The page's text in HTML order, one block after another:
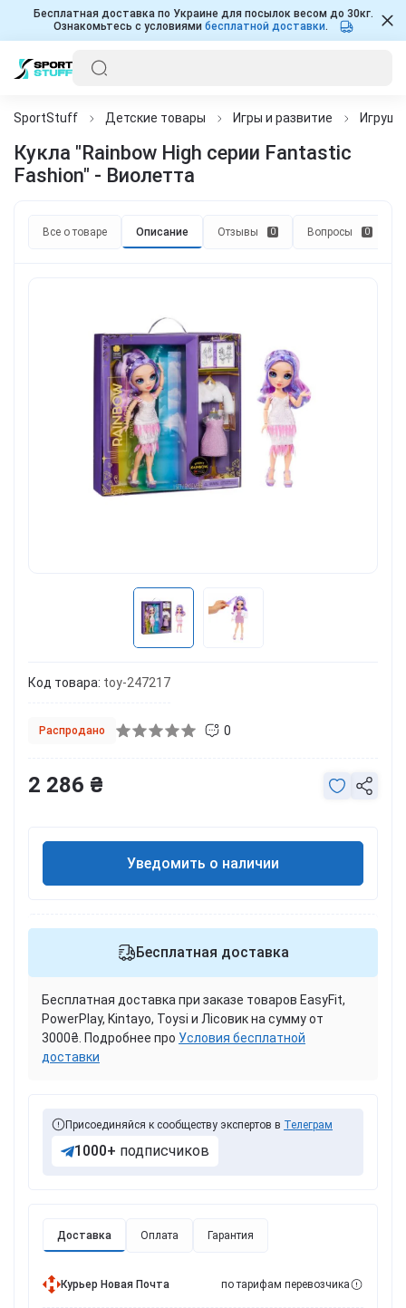
Бесплатная доставка по Украине для посылок весом до 30кг.
Ознакомьтесь с условиями бесплатной доставки.
SportStuff Детские товары Игры и развитие
Кукла "Rainbow High серии Fantastic
Fashion" - Виолетта
Все о товаре Описание Отзывы 0 Вопросы 0
Код товара: toy-247217
Распродано 0
Доставка Оплата Гарантия
Курьер Новая Почта по тарифам перевозчика
2 286 ₴
Уведомить о наличии
Бесплатная доставка
Бесплатная доставка при заказе товаров EasyFit,
PowerPlay, Kintayo, Toysi и Лісовик на сумму от
3000₴. Подробнее про Условия бесплатной
доставки
Присоединяйся к сообществу экспертов в Телеграм
1000+ подписчиков